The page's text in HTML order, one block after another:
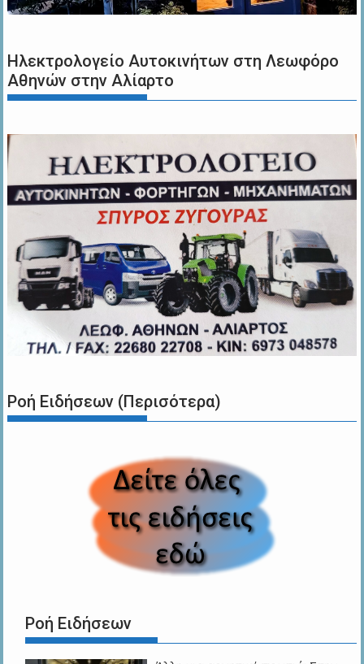
Ηλεκτρολογείο Αυτοκινήτων στη Λεωφόρο
Αθηνών στην Αλίαρτο
Ροή Ειδήσεων (Περισότερα)
Ροή Ειδήσεων